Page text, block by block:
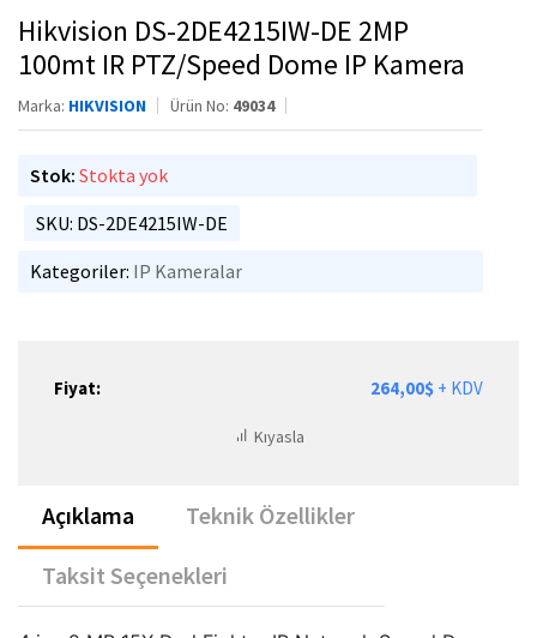
Hikvision DS-2DE4215IW-DE 2MP
100mt IR PTZ/Speed Dome IP Kamera
Marka: HIKVISION Ürün No: 49034
Stok: Stokta yok
SKU: DS-2DE4215IW-DE
Kategoriler: IP Kameralar
Fiyat: 264,00$ + KDV
Kıyasla
Açıklama
Teknik Özellikler
Taksit Seçenekleri